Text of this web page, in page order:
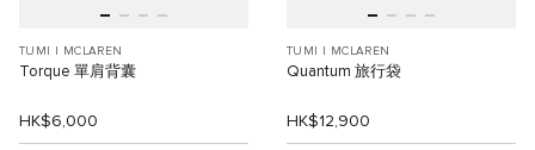
TUMI I MCLAREN
Torque 單肩背囊
HK$6,000
TUMI I MCLAREN
Quantum 旅行袋
HK$12,900